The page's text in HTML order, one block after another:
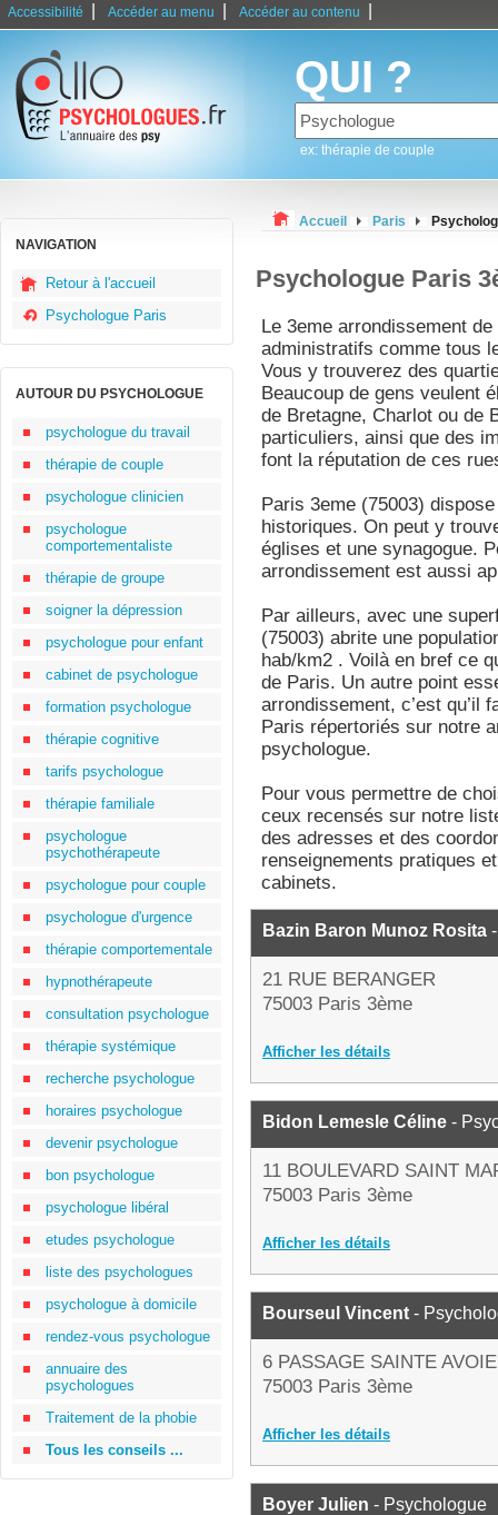
Accessibilité Accéder au menu Accéder au contenu
QUI ?
ex: thérapie de couple
NAVIGATION
Retour à l'accueil
Psychologue Paris
AUTOUR DU PSYCHOLOGUE
psychologue du travail
thérapie de couple
psychologue clinicien
psychologue
comportementaliste
thérapie de groupe
soigner la dépression
psychologue pour enfant
cabinet de psychologue
formation psychologue
thérapie cognitive
tarifs psychologue
thérapie familiale
psychologue
psychothérapeute
psychologue pour couple
psychologue d'urgence
thérapie comportementale
hypnothérapeute
consultation psychologue
thérapie systémique
recherche psychologue
horaires psychologue
devenir psychologue
bon psychologue
psychologue libéral
etudes psychologue
liste des psychologues
psychologue à domicile
rendez-vous psychologue
annuaire des
psychologues
Traitement de la phobie
Tous les conseils ...
Accueil Paris
Psychologue Paris
Le 3eme arrondissement
administratifs comme tous
Vous y trouverez des
Beaucoup de gens veulent
de Bretagne, Charlot ou de
particuliers, ainsi que des
font la réputation de ces
Paris 3eme (75003)
historiques. On peut y
églises et une synagogue.
arrondissement est aussi
Par ailleurs, avec une
(75003) abrite une
hab/km2 . Voilà en bref ce
de Paris. Un autre point
arrondissement, c’est qu’il
Paris répertoriés sur notre
psychologue.
Pour vous permettre de
ceux recensés sur notre
des adresses et des
renseignements pratiques
cabinets.
Bazin Baron Munoz Rosita
21 RUE BERANGER
75003 Paris 3ème
Afficher les détails
Bidon Lemesle Céline -
11 BOULEVARD SAINT
75003 Paris 3ème
Afficher les détails
Bourseul Vincent -
6 PASSAGE SAINTE AVOIE
75003 Paris 3ème
Afficher les détails
Boyer Julien - Psychologue